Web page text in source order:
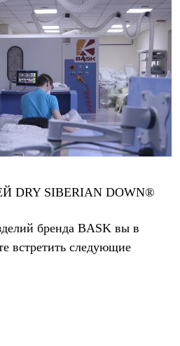
SIBERIAN DOWN®
бренда BASK вы в
встретить следующие